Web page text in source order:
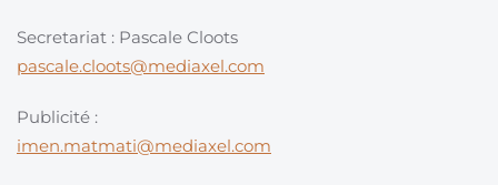
Secretariat : Pascale Cloots
pascale.cloots@mediaxel.com
Publicité :
imen.matmati@mediaxel.com